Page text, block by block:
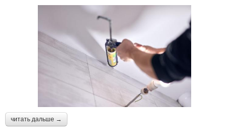
читать дальше →